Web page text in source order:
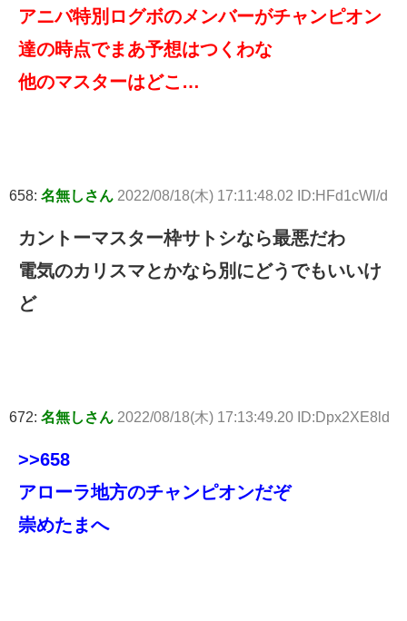
アニバ特別ログボのメンバーがチャンピオン
達の時点でまあ予想はつくわな
他のマスターはどこ…
658: 名無しさん 2022/08/18(木) 17:11:48.02 ID:HFd1cWl/d
カントーマスター枠サトシなら最悪だわ
電気のカリスマとかなら別にどうでもいいけ
ど
672: 名無しさん 2022/08/18(木) 17:13:49.20 ID:Dpx2XE8ld
>>658
アローラ地方のチャンピオンだぞ
崇めたまへ